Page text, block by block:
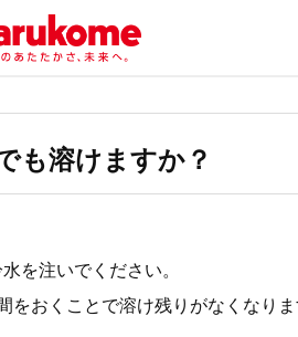
も溶けますか？
を注いでください。
おくことで溶け残りがなくなり